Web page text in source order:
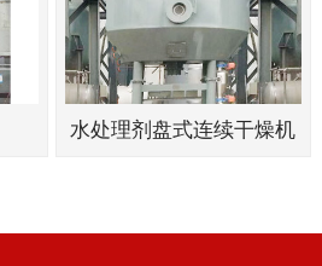
水处理剂盘式连续干燥机